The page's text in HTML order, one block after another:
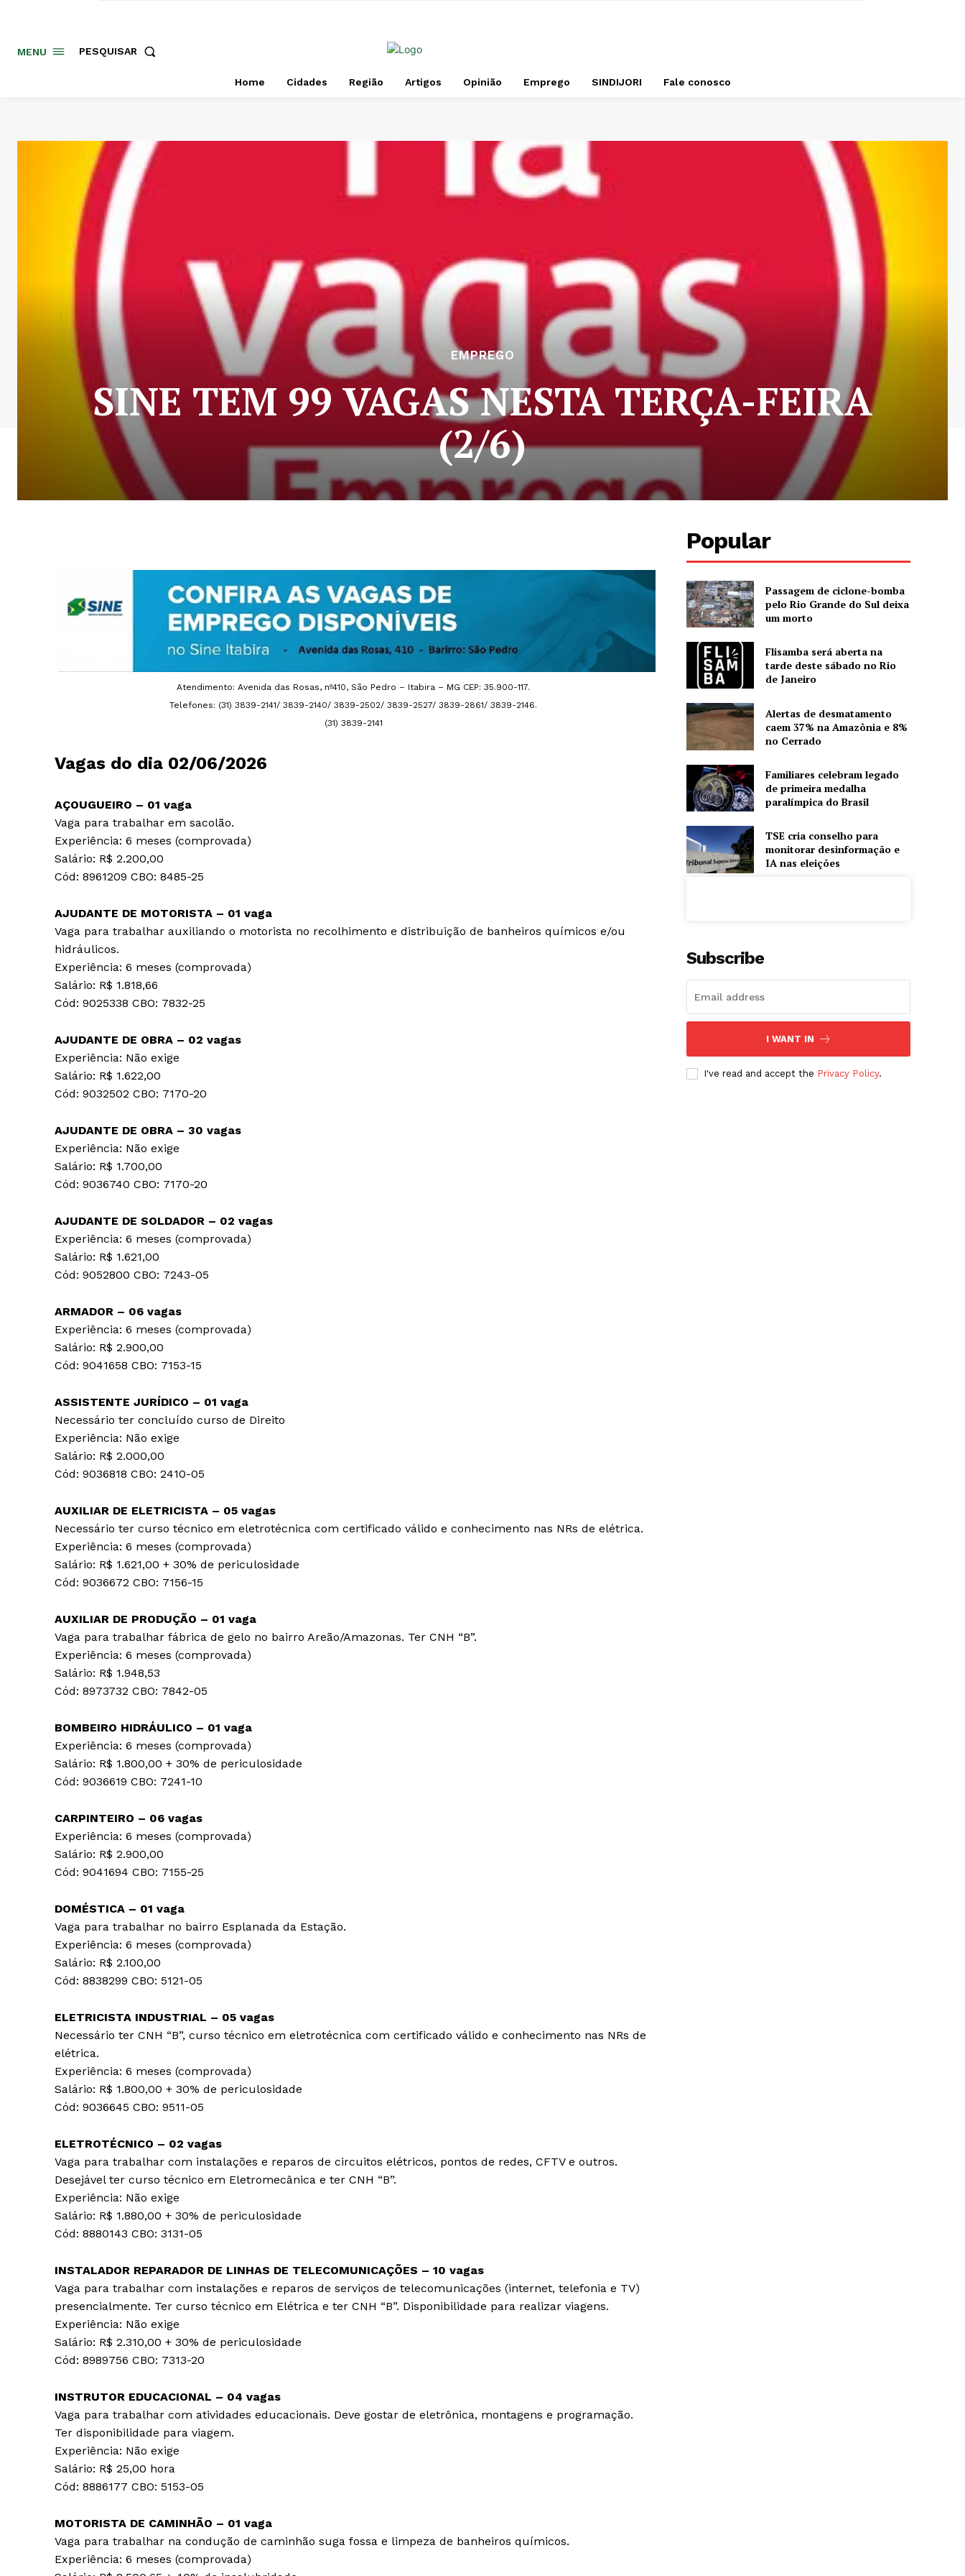
MENU PESQUISAR
Home Cidades Região Artigos Opinião Emprego SINDIJORI Fale conosco
EMPREGO
SINE TEM 99 VAGAS NESTA TERÇA-FEIRA
(2/6)
Atendimento: Avenida das Rosas, nº410, São Pedro – Itabira – MG CEP: 35.900-117.
Telefones: (31) 3839-2141/ 3839-2140/ 3839-2502/ 3839-2527/ 3839-2861/ 3839-2146.
(31) 3839-2141
Vagas do dia 02/06/2026
AÇOUGUEIRO – 01 vaga
Vaga para trabalhar em sacolão.
Experiência: 6 meses (comprovada)
Salário: R$ 2.200,00
Cód: 8961209 CBO: 8485-25
AJUDANTE DE MOTORISTA – 01 vaga
Vaga para trabalhar auxiliando o motorista no recolhimento e distribuição de banheiros químicos e/ou
hidráulicos.
Experiência: 6 meses (comprovada)
Salário: R$ 1.818,66
Cód: 9025338 CBO: 7832-25
AJUDANTE DE OBRA – 02 vagas
Experiência: Não exige
Salário: R$ 1.622,00
Cód: 9032502 CBO: 7170-20
AJUDANTE DE OBRA – 30 vagas
Experiência: Não exige
Salário: R$ 1.700,00
Cód: 9036740 CBO: 7170-20
AJUDANTE DE SOLDADOR – 02 vagas
Experiência: 6 meses (comprovada)
Salário: R$ 1.621,00
Cód: 9052800 CBO: 7243-05
ARMADOR – 06 vagas
Experiência: 6 meses (comprovada)
Salário: R$ 2.900,00
Cód: 9041658 CBO: 7153-15
ASSISTENTE JURÍDICO – 01 vaga
Necessário ter concluído curso de Direito
Experiência: Não exige
Salário: R$ 2.000,00
Cód: 9036818 CBO: 2410-05
AUXILIAR DE ELETRICISTA – 05 vagas
Necessário ter curso técnico em eletrotécnica com certificado válido e conhecimento nas NRs de elétrica.
Experiência: 6 meses (comprovada)
Salário: R$ 1.621,00 + 30% de periculosidade
Cód: 9036672 CBO: 7156-15
AUXILIAR DE PRODUÇÃO – 01 vaga
Vaga para trabalhar fábrica de gelo no bairro Areão/Amazonas. Ter CNH “B”.
Experiência: 6 meses (comprovada)
Salário: R$ 1.948,53
Cód: 8973732 CBO: 7842-05
BOMBEIRO HIDRÁULICO – 01 vaga
Experiência: 6 meses (comprovada)
Salário: R$ 1.800,00 + 30% de periculosidade
Cód: 9036619 CBO: 7241-10
CARPINTEIRO – 06 vagas
Experiência: 6 meses (comprovada)
Salário: R$ 2.900,00
Cód: 9041694 CBO: 7155-25
DOMÉSTICA – 01 vaga
Vaga para trabalhar no bairro Esplanada da Estação.
Experiência: 6 meses (comprovada)
Salário: R$ 2.100,00
Cód: 8838299 CBO: 5121-05
ELETRICISTA INDUSTRIAL – 05 vagas
Necessário ter CNH “B”, curso técnico em eletrotécnica com certificado válido e conhecimento nas NRs de
elétrica.
Experiência: 6 meses (comprovada)
Salário: R$ 1.800,00 + 30% de periculosidade
Cód: 9036645 CBO: 9511-05
ELETROTÉCNICO – 02 vagas
Vaga para trabalhar com instalações e reparos de circuitos elétricos, pontos de redes, CFTV e outros.
Desejável ter curso técnico em Eletromecânica e ter CNH “B”.
Experiência: Não exige
Salário: R$ 1.880,00 + 30% de periculosidade
Cód: 8880143 CBO: 3131-05
INSTALADOR REPARADOR DE LINHAS DE TELECOMUNICAÇÕES – 10 vagas
Vaga para trabalhar com instalações e reparos de serviços de telecomunicações (internet, telefonia e TV)
presencialmente. Ter curso técnico em Elétrica e ter CNH “B”. Disponibilidade para realizar viagens.
Experiência: Não exige
Salário: R$ 2.310,00 + 30% de periculosidade
Cód: 8989756 CBO: 7313-20
INSTRUTOR EDUCACIONAL – 04 vagas
Vaga para trabalhar com atividades educacionais. Deve gostar de eletrônica, montagens e programação.
Ter disponibilidade para viagem.
Experiência: Não exige
Salário: R$ 25,00 hora
Cód: 8886177 CBO: 5153-05
MOTORISTA DE CAMINHÃO – 01 vaga
Vaga para trabalhar na condução de caminhão suga fossa e limpeza de banheiros químicos.
Experiência: 6 meses (comprovada)
Popular
Passagem de ciclone-bomba
pelo Rio Grande do Sul deixa
um morto
Flisamba será aberta na
tarde deste sábado no Rio
de Janeiro
Alertas de desmatamento
caem 37% na Amazônia e 8%
no Cerrado
Familiares celebram legado
de primeira medalha
paralímpica do Brasil
TSE cria conselho para
monitorar desinformação e
IA nas eleições
Subscribe
I WANT IN
I've read and accept the Privacy Policy.